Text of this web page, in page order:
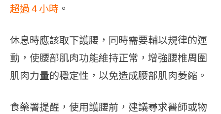
超過 4 小時 。
休息時應該取下護腰，同時需要輔以規律的運
動，使腰部肌肉功能維持正常，增強腰椎周圍
肌肉力量的穩定性，以免造成腰部肌肉萎縮。
食藥署提醒，使用護腰前，建議尋求醫師或物